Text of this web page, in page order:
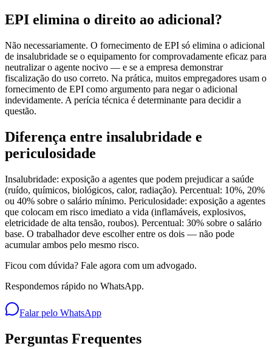
EPI elimina o direito ao adicional?
Não necessariamente. O fornecimento de EPI só elimina o adicional
de insalubridade se o equipamento for comprovadamente eficaz para
neutralizar o agente nocivo — e se a empresa demonstrar
fiscalização do uso correto. Na prática, muitos empregadores usam o
fornecimento de EPI como argumento para negar o adicional
indevidamente. A perícia técnica é determinante para decidir a
questão.
Diferença entre insalubridade e
periculosidade
Insalubridade: exposição a agentes que podem prejudicar a saúde
(ruído, químicos, biológicos, calor, radiação). Percentual: 10%, 20%
ou 40% sobre o salário mínimo. Periculosidade: exposição a agentes
que colocam em risco imediato a vida (inflamáveis, explosivos,
eletricidade de alta tensão, roubos). Percentual: 30% sobre o salário
base. O trabalhador deve escolher entre os dois — não pode
acumular ambos pelo mesmo risco.
Ficou com dúvida? Fale agora com um advogado.
Respondemos rápido no WhatsApp.
Falar pelo WhatsApp
Perguntas Frequentes